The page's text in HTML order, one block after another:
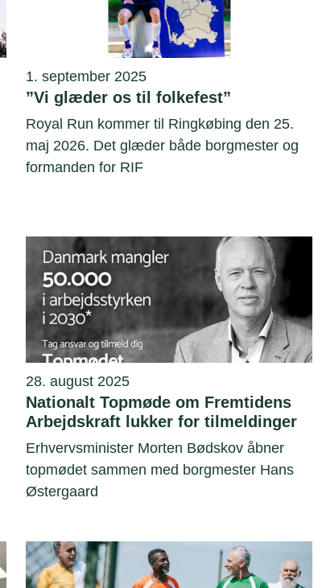
1. september 2025
”Vi glæder os til folkefest”
Royal Run kommer til Ringkøbing den 25.
maj 2026. Det glæder både borgmester og
formanden for RIF
28. august 2025
Nationalt Topmøde om Fremtidens
Arbejdskraft lukker for tilmeldinger
Erhvervsminister Morten Bødskov åbner
topmødet sammen med borgmester Hans
Østergaard